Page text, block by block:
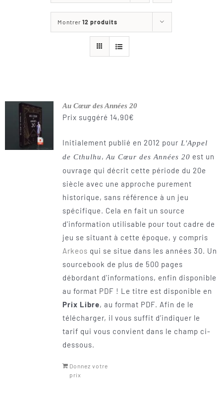
Contact
Montrer 12 produits
Au Cœur des Années 20
Prix suggéré 14,90€
Initialement publié en 2012 pour L'Appel
de Cthulhu, Au Cœur des Années 20 est un
ouvrage qui décrit cette période du 20e
siècle avec une approche purement
historique, sans référence à un jeu
spécifique. Cela en fait un source
d'information utilisable pour tout cadre de
jeu se situant à cette époque, y compris
Arkeos qui se situe dans les années 30. Un
sourcebook de plus de 500 pages
débordant d'informations, enfin disponible
au format PDF ! Le titre est disponible en
Prix Libre, au format PDF. Afin de le
télécharger, il vous suffit d’indiquer le
tarif qui vous convient dans le champ ci-
dessous.
Donnez votre
prix